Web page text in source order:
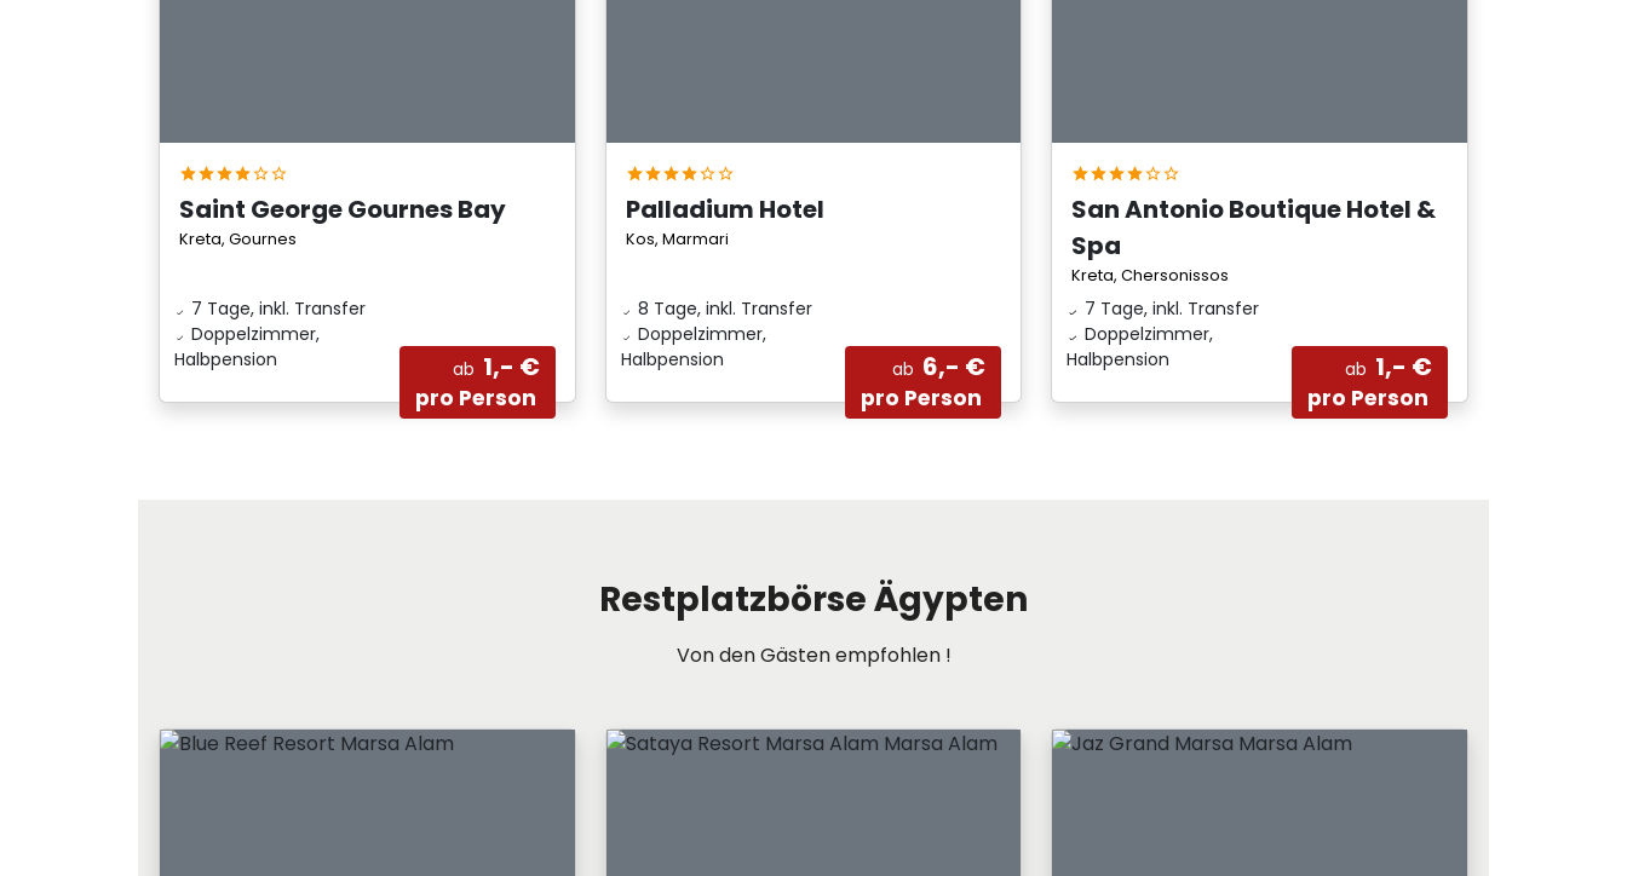
Saint George Gournes Bay
Kreta, Gournes
7 Tage, inkl. Transfer
Doppelzimmer,
Halbpension
ab 1,- €
pro Person
Palladium Hotel
Kos, Marmari
8 Tage, inkl. Transfer
Doppelzimmer,
Halbpension
ab 6,- €
pro Person
San Antonio Boutique Hotel &
Spa
Kreta, Chersonissos
7 Tage, inkl. Transfer
Doppelzimmer,
Halbpension
ab 1,- €
pro Person
Restplatzbörse Ägypten
Von den Gästen empfohlen !